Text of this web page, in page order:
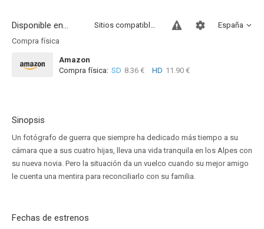
Disponible en... España
Sitios compatibles
Compra física
Amazon
Compra física: SD 8.36 € HD 11.90 €
Sinopsis
Un fotógrafo de guerra que siempre ha dedicado más tiempo a su
cámara que a sus cuatro hijas, lleva una vida tranquila en los Alpes con
su nueva novia. Pero la situación da un vuelco cuando su mejor amigo
le cuenta una mentira para reconciliarlo con su familia.
Fechas de estrenos